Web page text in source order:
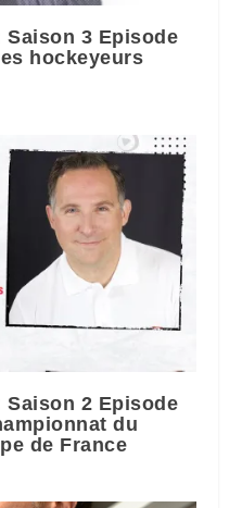
Saison 3 Episode
hockeyeurs
Saison 2 Episode
du
de France